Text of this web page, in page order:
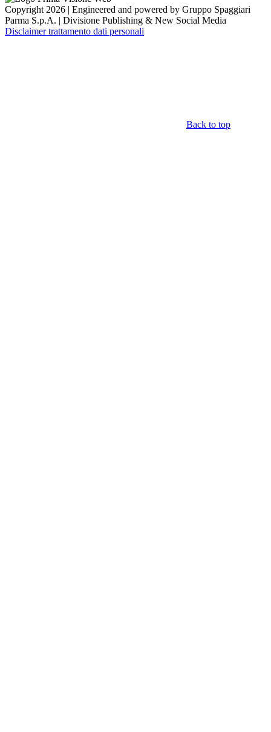
Copyright 2026 | Engineered and powered by Gruppo Spaggiari
Parma S.p.A. | Divisione Publishing & New Social Media
Disclaimer trattamento dati personali
Back to top